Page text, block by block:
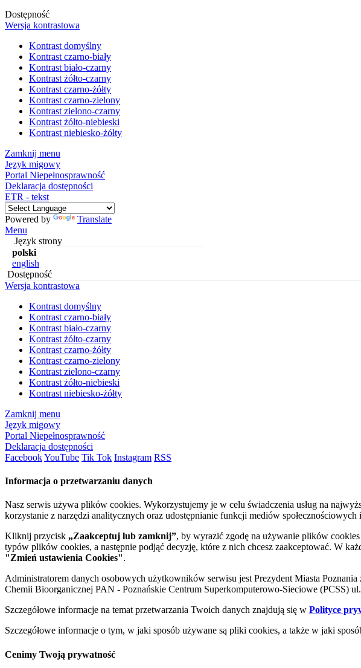
Dostępność
Wersja kontrastowa
Kontrast domyślny
Kontrast czarno-biały
Kontrast biało-czarny
Kontrast żółto-czarny
Kontrast czarno-żółty
Kontrast czarno-zielony
Kontrast zielono-czarny
Kontrast żółto-niebieski
Kontrast niebiesko-żółty
Zamknij menu
Język migowy
Portal Niepełnosprawność
Deklaracja dostępności
ETR - tekst
Powered by
Translate
Menu
Język strony
polski
english
Dostępność
Wersja kontrastowa
Kontrast domyślny
Kontrast czarno-biały
Kontrast biało-czarny
Kontrast żółto-czarny
Kontrast czarno-żółty
Kontrast czarno-zielony
Kontrast zielono-czarny
Kontrast żółto-niebieski
Kontrast niebiesko-żółty
Zamknij menu
Język migowy
Portal Niepełnosprawność
Deklaracja dostępności
FacebookYouTube Tik Tok Instagram RSS
Informacja o przetwarzaniu danych
Nasz serwis używa plików cookies. Wykorzystujemy je w celu świadczenia usług na
korzystanie z narzędzi analitycznych oraz udostępnianie funkcji mediów społecznościowych
Kliknij przycisk „Zaakceptuj lub zamknij”, by wyrazić zgodę na używanie plików
typów plików cookies, a następnie podjąć decyzję, które z nich chcesz zaakceptować. W
"Zmień ustawienia Cookies".
Administratorem danych osobowych użytkowników serwisu jest Prezydent Miasta
Chemii Bioorganicznej PAN - Poznańskie Centrum Superkomputerowo-Sieciowe (PCSS)
Szczegółowe informacje na temat przetwarzania Twoich danych znajdują się w Polityce
Szczegółowe informacje o tym, w jaki sposób używane są pliki cookies, a także w jaki
Cenimy Twoją prywatność